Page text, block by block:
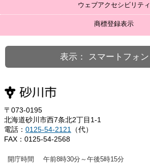
ウェブアクセシビリティ
商標登録表示
表示： スマートフォン
〒073-0195
北海道砂川市西7条北2丁目1-1
電話： 0125-54-2121
（代）
FAX：0125-54-2568
開庁時間 午前8時30分～午後5時15分